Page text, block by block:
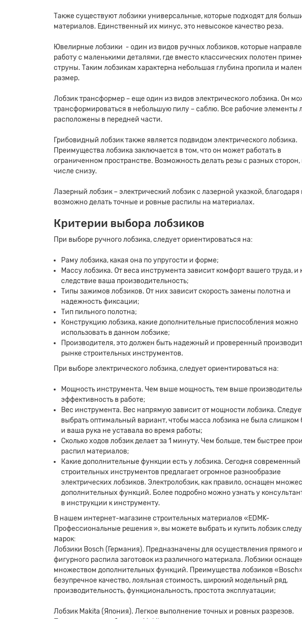
Также существуют лобзики универсальные, которые подходят для
материалов. Единственный их минус, это невысокое качество реза.
Ювелирные лобзики - один из видов ручных лобзиков, которые
работу с маленькими деталями, где вместо классических полотен
струны. Таким лобзикам характерна небольшая глубина пропила и
размер.
Лобзик трансформер – еще один из видов электрического лобзика. Он
трансформироваться в небольшую пилу – саблю. Все рабочие элементы
расположены в передней части.
Грибовидный лобзик также является подвидом электрического лобзика.
Преимущества лобзика заключается в том, что он может работать в
ограниченном пространстве. Возможность делать резы с разных сторон,
числе снизу.
Лазерный лобзик – электрический лобзик с лазерной указкой, благодаря
возможно делать точные и ровные распилы на материалах.
Критерии выбора лобзиков
При выборе ручного лобзика, следует ориентироваться на:
Раму лобзика, какая она по упругости и форме;
Массу лобзика. От веса инструмента зависит комфорт вашего труда, и
следствие ваша производительность;
Типы зажимов лобзиков. От них зависит скорость замены полотна и
надежность фиксации;
Тип пильного полотна;
Конструкцию лобзика, какие дополнительные приспособления можно
использовать в данном лобзике;
Производителя, это должен быть надежный и проверенный
рынке строительных инструментов.
При выборе электрического лобзика, следует ориентироваться на:
Мощность инструмента. Чем выше мощность, тем выше
эффективность в работе;
Вес инструмента. Вес напрямую зависит от мощности лобзика.
выбрать оптимальный вариант, чтобы масса лобзика не была слишком
и ваша рука не уставала во время работы;
Сколько ходов лобзик делает за 1 минуту. Чем больше, тем быстрее
распил материалов;
Какие дополнительные функции есть у лобзика. Сегодня
строительных инструментов предлагает огромное разнообразие
электрических лобзиков. Электролобзик, как правило, оснащен
дополнительных функций. Более подробно можно узнать у
в инструкции к инструменту.
В нашем интернет-магазине строительных материалов «EDMK-
Профессиональные решения », вы можете выбрать и купить лобзик
марок:
Лобзики Bosch (Германия). Предназначены для осуществления прямого и
фигурного распила заготовок из различного материала. Лобзики
множеством дополнительных функций. Преимущества лобзиков
безупречное качество, лояльная стоимость, широкий модельный ряд,
производительность, функциональность, простота эксплуатации;
Лобзик Makita (Япония). Легкое выполнение точных и ровных разрезов.